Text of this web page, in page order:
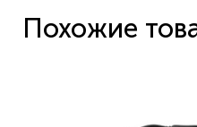
Похожие